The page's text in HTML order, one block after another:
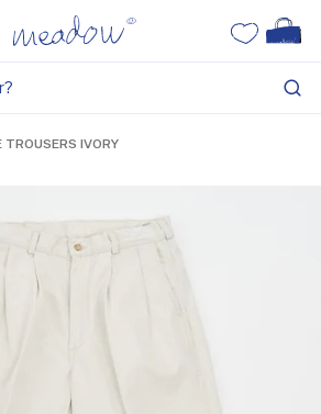
IVORY